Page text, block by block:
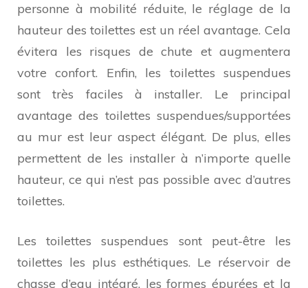
personne à mobilité réduite, le réglage de la
hauteur des toilettes est un réel avantage. Cela
évitera les risques de chute et augmentera
votre confort. Enfin, les toilettes suspendues
sont très faciles à installer. Le principal
avantage des toilettes suspendues/supportées
au mur est leur aspect élégant. De plus, elles
permettent de les installer à n’importe quelle
hauteur, ce qui n’est pas possible avec d’autres
toilettes.
Les toilettes suspendues sont peut-être les
toilettes les plus esthétiques. Le réservoir de
chasse d’eau intégré, les formes épurées et la